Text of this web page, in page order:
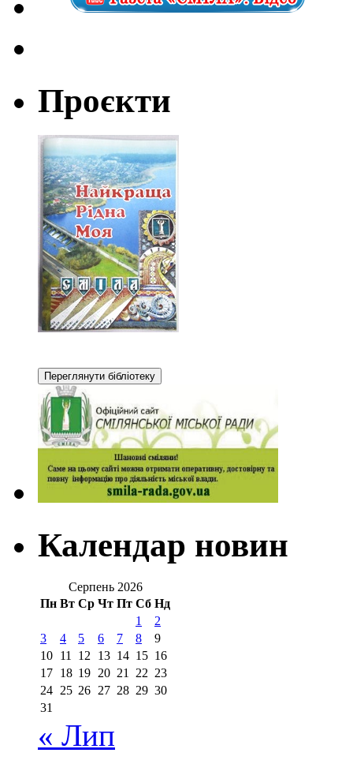
Проєкти
Календар новин
Серпень 2026
Пн Вт Ср Чт Пт Сб Нд
1
2
3
4 5 6 7 8
9
10 11 12 13 14 15 16
17 18 19 20 21 22 23
24 25 26 27 28 29 30
31
« Лип